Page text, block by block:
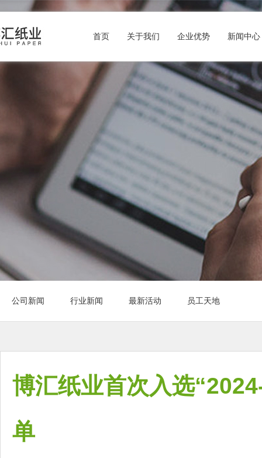
首页 关于我们 企业优势 新闻中心
公司新闻 行业新闻 最新活动 员工天地
博汇纸业首次入选
单